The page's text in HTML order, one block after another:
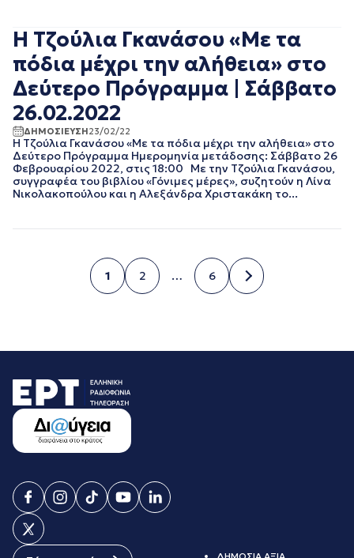
Η Τζούλια Γκανάσου «Με τα
πόδια μέχρι την αλήθεια» στο
Δεύτερο Πρόγραμμα | Σάββατο
26.02.2022
ΔΗΜΟΣΙΕΥΣΗ23/02/22
Η Τζούλια Γκανάσου «Με τα πόδια μέχρι την αλήθεια» στο
Δεύτερο Πρόγραμμα Ημερομηνία μετάδοσης: Σάββατο 26
Φεβρουαρίου 2022, στις 18:00 Με την Τζούλια Γκανάσου,
συγγραφέα του βιβλίου «Γόνιμες μέρες», συζητούν η Λίνα
Νικολακοπούλου και η Αλεξάνδρα Χριστακάκη το...
Σελίδα
1
Σελίδα
2
…
Σελίδα
6